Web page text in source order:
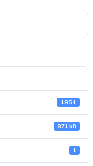
1854
871 kB
1